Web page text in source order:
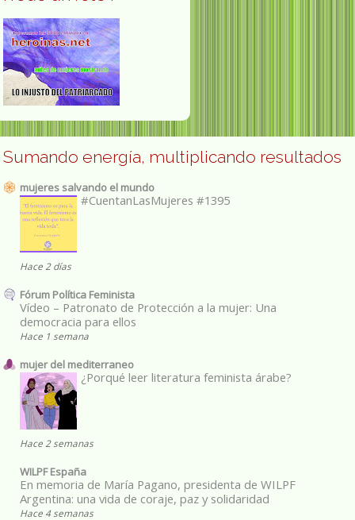
Sumando energía, multiplicando resultados
mujeres salvando el mundo
#CuentanLasMujeres #1395
Hace 2 días
Fórum Política Feminista
Vídeo – Patronato de Protección a la mujer: Una
democracia para ellos
Hace 1 semana
mujer del mediterraneo
¿Porqué leer literatura feminista árabe?
Hace 2 semanas
WILPF España
En memoria de María Pagano, presidenta de WILPF
Argentina: una vida de coraje, paz y solidaridad
Hace 4 semanas